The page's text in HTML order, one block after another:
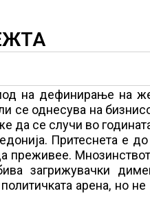
на дефинирање на
се однесува на
да се случи во
Притеснета е
преживее.
загрижувачки
арена, но